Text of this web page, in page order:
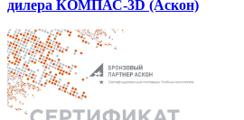
дилера КОМПАС-3D (Аскон)